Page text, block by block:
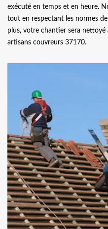
exécuté en temps et en heure.
tout en respectant les normes
plus, votre chantier sera
artisans couvreurs 37170.